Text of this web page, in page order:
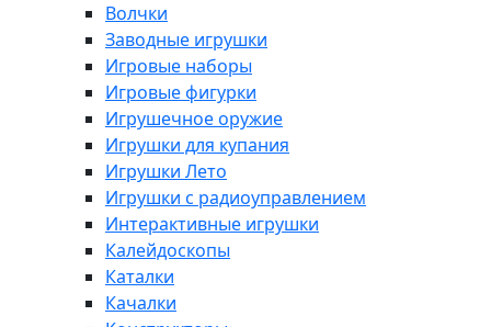
Волчки
Заводные игрушки
Игровые наборы
Игровые фигурки
Игрушечное оружие
Игрушки для купания
Игрушки Лето
Игрушки с радиоуправлением
Интерактивные игрушки
Калейдоскопы
Каталки
Качалки